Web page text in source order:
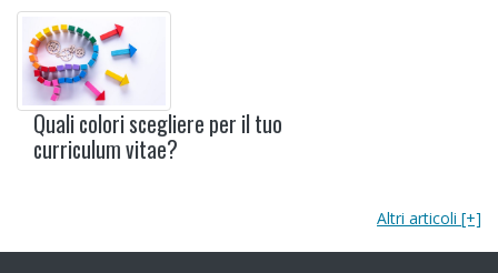
Quali colori scegliere per il tuo
curriculum vitae?
Altri articoli [+]